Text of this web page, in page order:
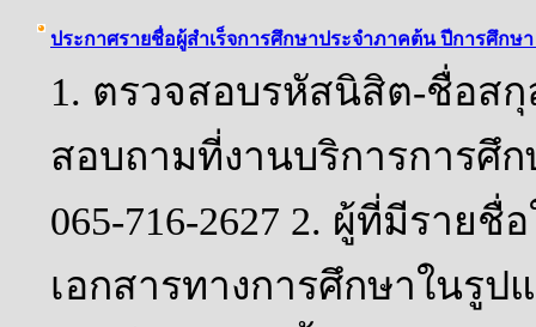
ประกาศรายชื่อผู้สำเร็จการศึกษาประจำภาคต้น ปีการศึกษา
1. ตรวจสอบรหัสนิสิต-ชื่อส
สอบถามที่งานบริการการศึก
065-716-2627 2. ผู้ที่มีราย
เอกสารทางการศึกษาในรู